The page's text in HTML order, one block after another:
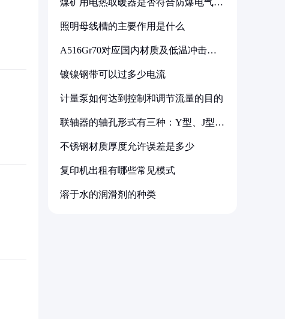
煤矿用电热取暖器是否符合防爆电气设
照明母线槽的主要作用是什么
A516Gr70对应国内材质及低温冲击要
镀镍钢带可以过多少电流
计量泵如何达到控制和调节流量的目的
联轴器的轴孔形式有三种：Y型、J型、
不锈钢材质厚度允许误差是多少
复印机出租有哪些常见模式
溶于水的润滑剂的种类